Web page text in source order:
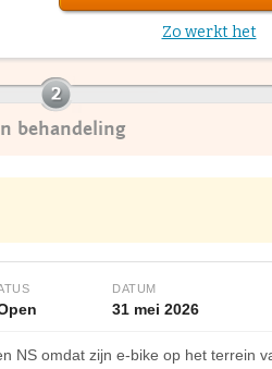
Zo werkt het
behandeling
DATUM
31 mei 2026
NS omdat zijn e-bike op het terrein